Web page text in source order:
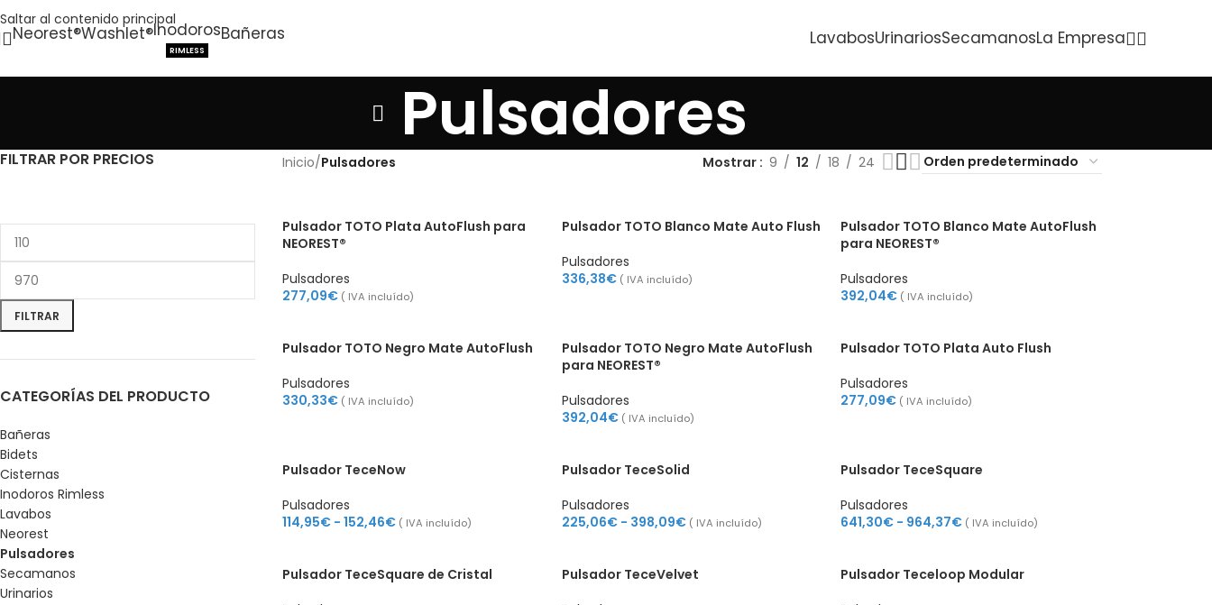
Saltar al contenido principal
Neorest®Washlet®Inodoros
RIMLESS
Bañeras LavabosUrinariosSecamanosLa Empresa
Pulsadores
FILTRAR POR PRECIOS
FILTRAR
CATEGORÍAS DEL PRODUCTO
Bañeras
Bidets
Cisternas
Inodoros Rimless
Lavabos
Neorest
Pulsadores
Secamanos
Urinarios
Inicio/Pulsadores Mostrar 9 12 18 24
Pulsador TOTO Plata AutoFlush para
NEOREST®
Pulsadores
277,09€ ( IVA incluído)
Pulsador TOTO Blanco Mate Auto Flush
Pulsadores
336,38€ ( IVA incluído)
Pulsador TOTO Blanco Mate AutoFlush
para NEOREST®
Pulsadores
392,04€ ( IVA incluído)
Pulsador TOTO Negro Mate AutoFlush
Pulsadores
330,33€ ( IVA incluído)
Pulsador TOTO Negro Mate AutoFlush
para NEOREST®
Pulsadores
392,04€ ( IVA incluído)
Pulsador TOTO Plata Auto Flush
Pulsadores
277,09€ ( IVA incluído)
Pulsador TeceNow
Pulsadores
114,95€ - 152,46€ ( IVA incluído)
Pulsador TeceSolid
Pulsadores
225,06€ - 398,09€ ( IVA incluído)
Pulsador TeceSquare
Pulsadores
641,30€ - 964,37€ ( IVA incluído)
Pulsador TeceSquare de Cristal
Pulsador TeceVelvet
Pulsador Teceloop Modular